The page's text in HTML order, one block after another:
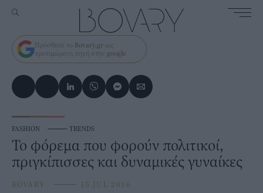
Πρόσθεσε το Bovary.gr ως
προτιμώμενη πηγή στην google
FASHION ⸻ TRENDS
Το φόρεμα που φορούν πολιτικοί,
πριγκίπισσες και δυναμικές γυναίκες
BOVARY ⸻ 15 JUL 2016